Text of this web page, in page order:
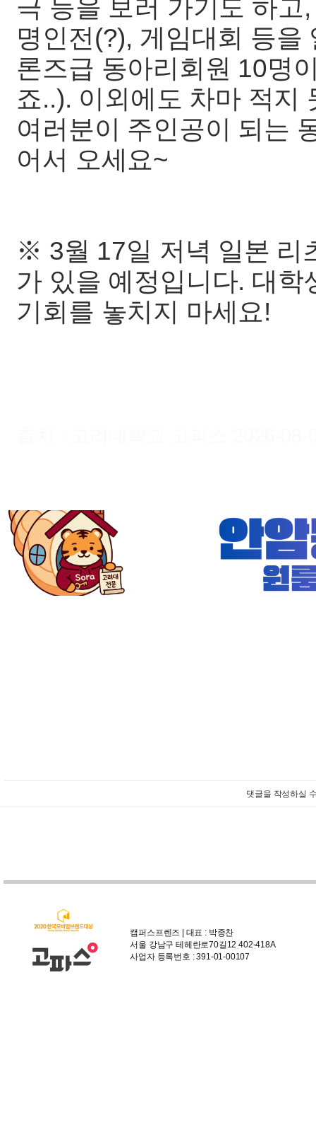
극 등을 보러 가기도 하
명인전(?), 게임대회 등을
론즈급 동아리회원 10명
죠..). 이외에도 차마 적지
여러분이 주인공이 되는
어서 오세요~
※ 3월 17일 저녁 일본 리
가 있을 예정입니다. 대
기회를 놓치지 마세요!
댓글을 작성하실
캠퍼스프렌즈 | 대표 : 박종찬
서울 강남구 테헤란로70길12 402-418A
사업자 등록번호 : 391-01-00107